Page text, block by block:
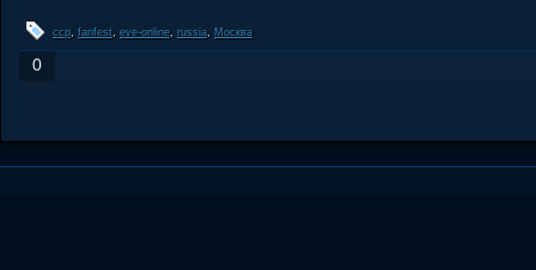
ccp, fanfest, eve-online, russia, Москва
0